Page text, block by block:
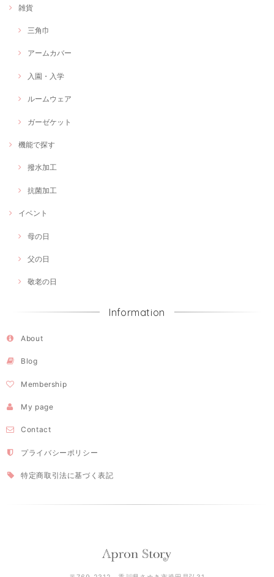
雑貨
三角巾
アームカバー
入園・入学
ルームウェア
ガーゼケット
機能で探す
撥水加工
抗菌加工
イベント
母の日
父の日
敬老の日
Information
About
Blog
Membership
My page
Contact
プライバシーポリシー
特定商取引法に基づく表記